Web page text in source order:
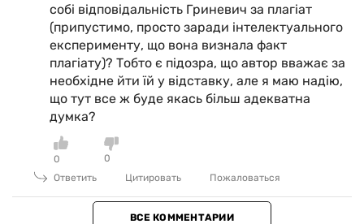
собі відповідальність Гриневич за плагіат
(припустимо, просто заради інтелектуального
експерименту, що вона визнала факт
плагіату)? Тобто є підозра, що автор вважає за
необхідне йти їй у відставку, але я маю надію,
що тут все ж буде якась більш адекватна
думка?
0
0
Ответить
Цитировать Пожаловаться
ВСЕ КОММЕНТАРИИ